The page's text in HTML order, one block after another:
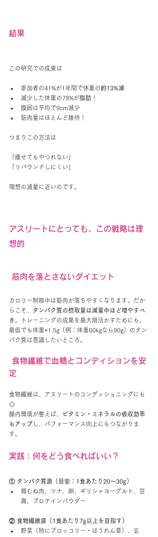
結果
この研究での成果は
参加者の41%が1年間で体重の約13%減
減少した体重の78%が脂肪 ！
腹囲は平均で9cm減少
筋肉量はほとんど維持！
つまりこの方法は
「痩せてもやつれない」
「リバウンドしにくい」
理想の減量に近いのです。
アスリートにとっても、この戦略は理
想的
筋肉を落とさないダイエット
カロリー制限中は筋肉が落ちやすくなります。だか
らこそ、 タンパク質の摂取量は減量中ほど増やすべ
き 。トレーニングの成果を最大限活かすためにも、
最低でも体重×1.5g（例：体重60kgなら90g）のタン
パク質は意識したいところ。
定
食物繊維は、アスリートのコンディショニングにも
◎
腸内環境が整えば、
ビタミン・ミネラルの吸収効率
もアップ し、パフォーマンス向上にもつながりま
す。
実践：何をどう食べればいい？
① タンパク質源（目安：1食あたり20〜30g）
鶏むね肉、ツナ、卵、ギリシャヨーグルト、豆
腐、プロテインパウダー
② 食物繊維源（1食あたり7g以上を目指す）
野菜（特にブロッコリー・ほうれん草）、玄